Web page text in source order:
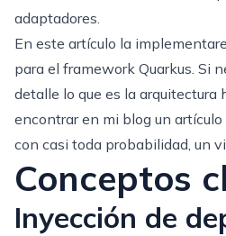
adaptadores.
En este artículo la
para el framework Quarkus. Si
detalle lo que es la arquitectura
encontrar en mi blog un
con casi toda probabilidad, un
Conceptos
Inyección de